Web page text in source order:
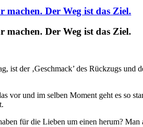
Der Weg ist das Ziel.
Der Weg ist das Ziel.
ist der ‚Geschmack’ des Rückzugs
vor und im selben Moment geht es so
für die Lieben um einen herum?